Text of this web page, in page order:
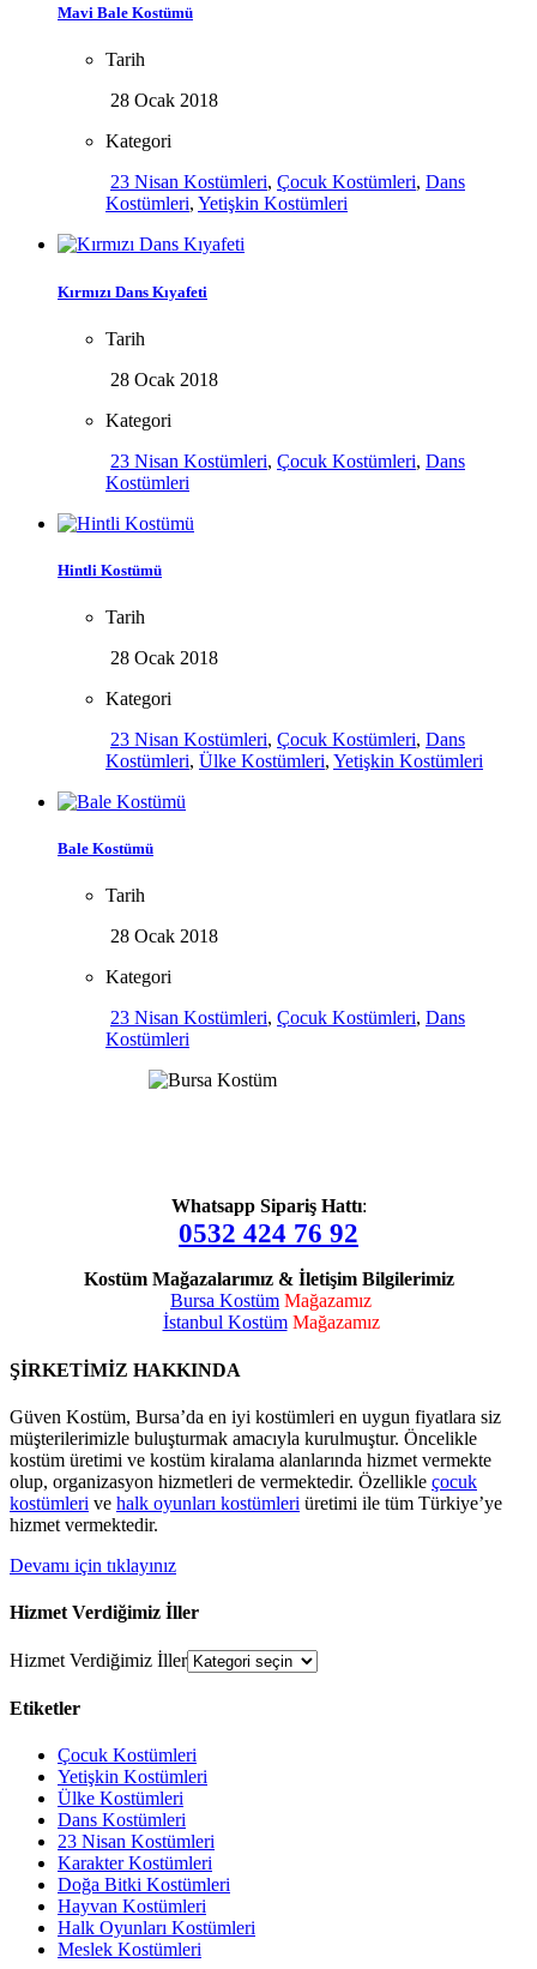
Mavi Bale Kostümü
Tarih
28 Ocak 2018
Kategori
23 Nisan Kostümleri, Çocuk Kostümleri, Dans
Kostümleri, Yetişkin Kostümleri
Kırmızı Dans Kıyafeti
Tarih
28 Ocak 2018
Kategori
23 Nisan Kostümleri, Çocuk Kostümleri, Dans
Kostümleri
Hintli Kostümü
Tarih
28 Ocak 2018
Kategori
23 Nisan Kostümleri, Çocuk Kostümleri, Dans
Kostümleri, Ülke Kostümleri, Yetişkin Kostümleri
Bale Kostümü
Tarih
28 Ocak 2018
Kategori
23 Nisan Kostümleri, Çocuk Kostümleri, Dans
Kostümleri
Whatsapp Sipariş Hattı:
0532 424 76 92
Kostüm Mağazalarımız & İletişim Bilgilerimiz
Bursa Kostüm Mağazamız
İstanbul Kostüm Mağazamız
ŞİRKETİMİZ HAKKINDA
Güven Kostüm, Bursa’da en iyi kostümleri en uygun fiyatlara siz
müşterilerimizle buluşturmak amacıyla kurulmuştur. Öncelikle
kostüm üretimi ve kostüm kiralama alanlarında hizmet vermekte
olup, organizasyon hizmetleri de vermektedir. Özellikle çocuk
kostümleri ve halk oyunları kostümleri üretimi ile tüm Türkiye’ye
hizmet vermektedir.
Devamı için tıklayınız
Hizmet Verdiğimiz İller
Hizmet Verdiğimiz İller
Etiketler
Çocuk Kostümleri
Yetişkin Kostümleri
Ülke Kostümleri
Dans Kostümleri
23 Nisan Kostümleri
Karakter Kostümleri
Doğa Bitki Kostümleri
Hayvan Kostümleri
Halk Oyunları Kostümleri
Meslek Kostümleri